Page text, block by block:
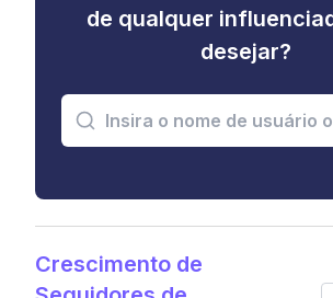
de qualquer
desejar?
Crescimento de